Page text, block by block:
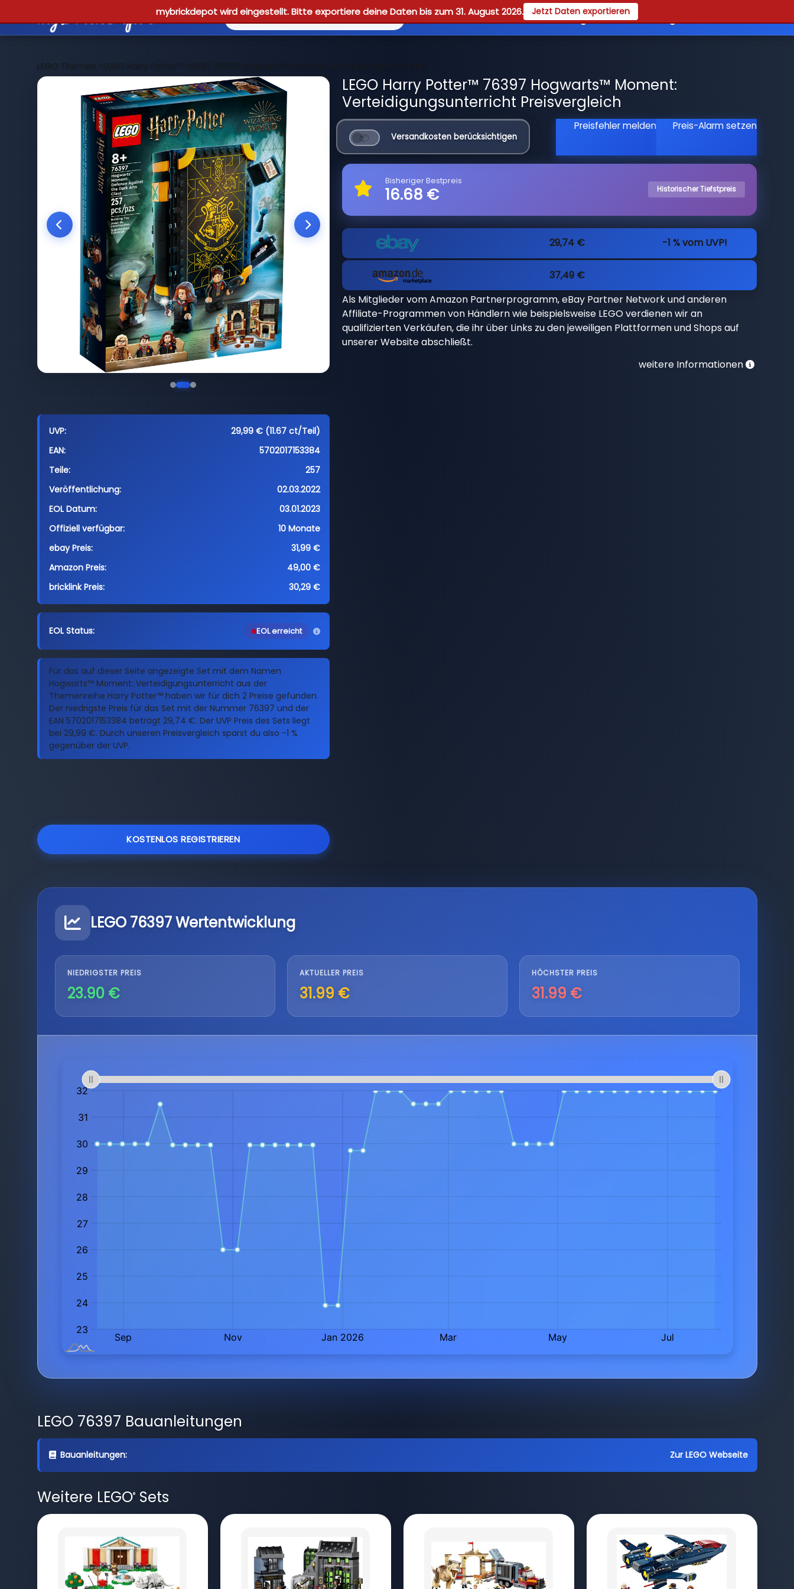
mybrickdepot wird eingestellt. Bitte exportiere deine Daten bis zum 31. August 2026. Jetzt Daten exportieren
Reviews Guides Registrieren
LEGO Themen >LEGO Harry Potter™>LEGO 76397 Hogwarts™ Moment: Verteidigungsunterricht
UVP:
29,99 € (11.67 ct/Teil)
EAN:
5702017153384
Teile:
257
Veröffentlichung:
02.03.2022
EOL Datum:
03.01.2023
Offiziell verfügbar:
10 Monate
ebay Preis:
31,99 €
Amazon Preis:
49,00 €
bricklink Preis:
30,29 €
EOL Status: EOL erreicht
Für das auf dieser Seite angezeigte Set mit dem Namen
Hogwarts™ Moment: Verteidigungsunterricht aus der
Themenreihe Harry Potter™ haben wir für dich 2 Preise gefunden.
Der niedrigste Preis für das Set mit der Nummer 76397 und der
EAN 5702017153384 beträgt 29,74 €. Der UVP Preis des Sets liegt
bei 29,99 €. Durch unseren Preisvergleich sparst du also -1 %
gegenüber der UVP.
KOSTENLOS REGISTRIEREN
LEGO Harry Potter™ 76397 Hogwarts™ Moment:
Verteidigungsunterricht Preisvergleich
Versandkosten berücksichtigen
Preisfehler melden Preis-Alarm setzen
Bisheriger Bestpreis
16.68 € Historischer Tiefstpreis
29,74 € -1 % vom UVP!
37,49 €
Als Mitglieder vom Amazon Partnerprogramm, eBay Partner Network und anderen
Affiliate-Programmen von Händlern wie beispielsweise LEGO verdienen wir an
qualifizierten Verkäufen, die ihr über Links zu den jeweiligen Plattformen und Shops auf
unserer Website abschließt.
weitere Informationen
LEGO 76397 Wertentwicklung
NIEDRIGSTER PREIS
23.90 €
AKTUELLER PREIS
31.99 €
HÖCHSTER PREIS
31.99 €
LEGO 76397 Bauanleitungen
Bauanleitungen: Zur LEGO Webseite
Weitere LEGO®Sets